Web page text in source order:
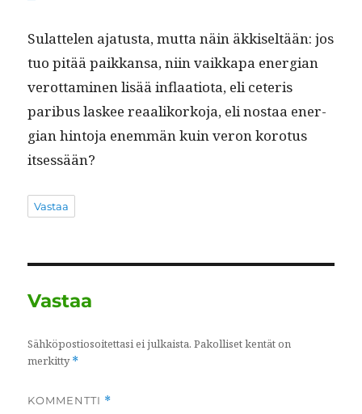
Sulat­te­len aja­tus­ta, mut­ta näin äkkiseltään: jos
tuo pitää paikkansa, niin vaikka­pa ener­gian
verot­ta­mi­nen lisää inflaa­tio­ta, eli ceteris
paribus las­kee reaa­liko­rko­ja, eli nos­taa ener­
gian hin­to­ja enem­män kuin veron koro­tus
itsessään?
Vastaa
Vastaa
Sähköpostiosoitettasi ei julkaista. Pakolliset kentät on
merkitty*
KOMMENTTI *